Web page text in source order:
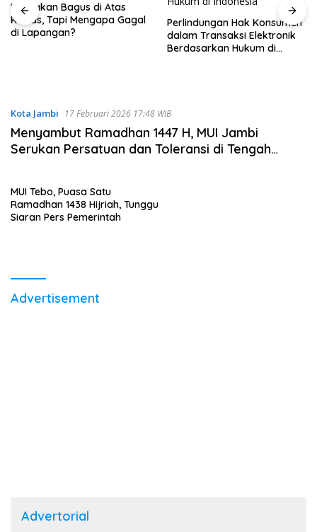
Kebijakan Bagus di Atas
Kertas, Tapi Mengapa Gagal
di Lapangan?
Perlindungan Hak Konsumen
dalam Transaksi Elektronik
Berdasarkan Hukum di
Kota Jambi 17 Februari 2026 17:48 WIB
Menyambut Ramadhan 1447 H, MUI Jambi
Serukan Persatuan dan Toleransi di Tengah
MUI Tebo, Puasa Satu
Ramadhan 1438 Hijriah, Tunggu
Siaran Pers Pemerintah
Advertisement
Advertorial